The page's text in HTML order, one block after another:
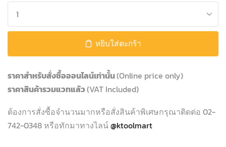
หยิบใส่ตะกร้า
ราคาสำหรับสั่งซื้อออนไลน์เท่านั้น(Online price only)
ราคาสินค้ารวมแวทแล้ว(VAT Included)
ต้องการสั่งซื้อจำนวนมากหรือสั่งสินค้าพิเศษกรุณาติดต่อ 02-
742-0348 หรือทักมาทางไลน์@ktoolmart